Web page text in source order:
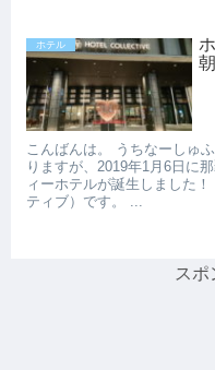
ホテル
こんばんは。 うちなーしゅ
りますが、2019年1月6日に
ィーホテルが誕生しました
ティブ）です。 ...
スポ